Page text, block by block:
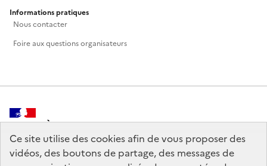
Ce site utilise des cookies afin de vous proposer des
vidéos, des boutons de partage, des messages de
Informations pratiques
Nous contacter
Foire aux questions organisateurs
MINISTÈRE
DE LA CULTURE